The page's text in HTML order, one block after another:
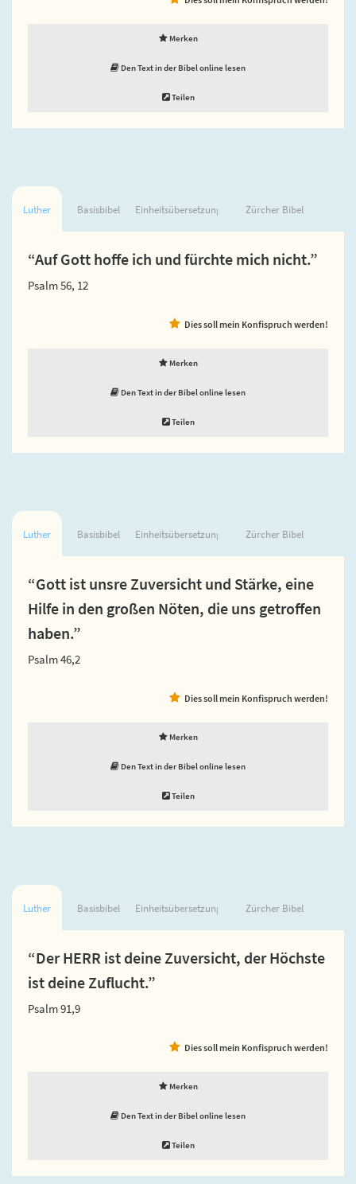
Merken
Den Text in der Bibel online lesen
Teilen
Luther Basisbibel Einheitsübersetzung Zürcher Bibel
“Auf Gott hoffe ich und fürchte mich nicht.”
Psalm 56, 12
Dies soll mein Konfispruch werden!
Merken
Den Text in der Bibel online lesen
Teilen
Luther Basisbibel Einheitsübersetzung Zürcher Bibel
“Gott ist unsre Zuversicht und Stärke, eine
Hilfe in den großen Nöten, die uns getroffen
haben.”
Psalm 46,2
Dies soll mein Konfispruch werden!
Merken
Den Text in der Bibel online lesen
Teilen
Luther Basisbibel Einheitsübersetzung Zürcher Bibel
“Der HERR ist deine Zuversicht, der Höchste
ist deine Zuflucht.”
Psalm 91,9
Dies soll mein Konfispruch werden!
Merken
Den Text in der Bibel online lesen
Teilen